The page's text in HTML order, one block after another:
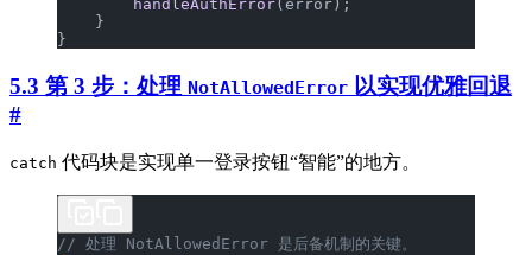
        handleAuthError
(error);
    }
}
5.3 第 3 步：处理 NotAllowedError 以实现优雅回退
#
catch 代码块是实现单一登录按钮“智能”的地方。
// 处理 NotAllowedError 是后备机制的关键。